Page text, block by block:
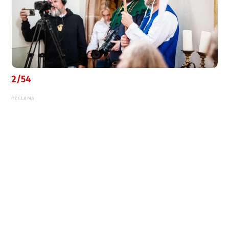
2/54
REKLAMA